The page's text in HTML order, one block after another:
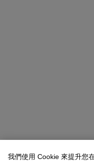
我們使用 Cookie 來提升您